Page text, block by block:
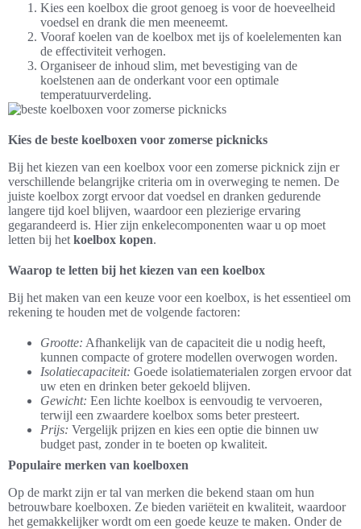
Kies een koelbox die groot genoeg is voor de hoeveelheid
voedsel en drank die men meeneemt.
Vooraf koelen van de koelbox met ijs of koelelementen kan
de effectiviteit verhogen.
Organiseer de inhoud slim, met bevestiging van de
koelstenen aan de onderkant voor een optimale
temperatuurverdeling.
Kies de beste koelboxen voor zomerse picknicks
Bij het kiezen van een koelbox voor een zomerse picknick zijn er
verschillende belangrijke criteria om in overweging te nemen. De
juiste koelbox zorgt ervoor dat voedsel en dranken gedurende
langere tijd koel blijven, waardoor een plezierige ervaring
gegarandeerd is. Hier zijn enkelecomponenten waar u op moet
letten bij het koelbox kopen.
Waarop te letten bij het kiezen van een koelbox
Bij het maken van een keuze voor een koelbox, is het essentieel om
rekening te houden met de volgende factoren:
Grootte: Afhankelijk van de capaciteit die u nodig heeft,
kunnen compacte of grotere modellen overwogen worden.
Isolatiecapaciteit: Goede isolatiematerialen zorgen ervoor dat
uw eten en drinken beter gekoeld blijven.
Gewicht: Een lichte koelbox is eenvoudig te vervoeren,
terwijl een zwaardere koelbox soms beter presteert.
Prijs: Vergelijk prijzen en kies een optie die binnen uw
budget past, zonder in te boeten op kwaliteit.
Populaire merken van koelboxen
Op de markt zijn er tal van merken die bekend staan om hun
betrouwbare koelboxen. Ze bieden variëteit en kwaliteit, waardoor
het gemakkelijker wordt om een goede keuze te maken. Onder de